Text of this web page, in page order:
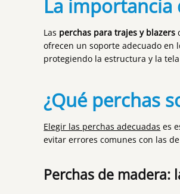
La importancia
Las perchas para trajes y blazers
ofrecen un soporte adecuado en
protegiendo la estructura y la
¿Qué perchas
Elegir las perchas adecuadas es
evitar errores comunes con las
Perchas de madera: